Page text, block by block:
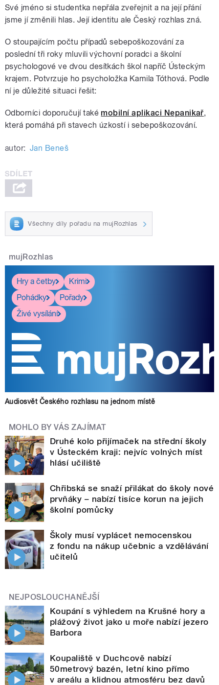
Své jméno si studentka nepřála zveřejnit a na její přání
jsme jí změnili hlas. Její identitu ale Český rozhlas zná.
O stoupajícím počtu případů sebepoškozování za
poslední tři roky mluvili výchovní poradci a školní
psychologové ve dvou desítkách škol napříč Ústeckým
krajem. Potvrzuje ho psycholožka Kamila Tóthová. Podle
ní je důležité situaci řešit:
Odborníci doporučují také mobilní aplikaci Nepanikař,
která pomáhá při stavech úzkostí i sebepoškozování.
autor: Jan Beneš
Všechny díly pořadu na mujRozhlas
mujRozhlas
Hry a četby
Krimi
Pohádky
Pořady
Živé vysílání
Audiosvět Českého rozhlasu na jednom místě
MOHLO BY VÁS ZAJÍMAT
Druhé kolo přijímaček na střední školy
v Ústeckém kraji: nejvíc volných míst
hlásí učiliště
Chřibská se snaží přilákat do školy nové
prvňáky – nabízí tisíce korun na jejich
školní pomůcky
Školy musí vyplácet nemocenskou
z fondu na nákup učebnic a vzdělávání
učitelů
NEJPOSLOUCHANĚJŠÍ
Koupání s výhledem na Krušné hory a
plážový život jako u moře nabízí jezero
Barbora
Koupaliště v Duchcově nabízí
50metrový bazén, letní kino přímo
v areálu a klidnou atmosféru bez davů